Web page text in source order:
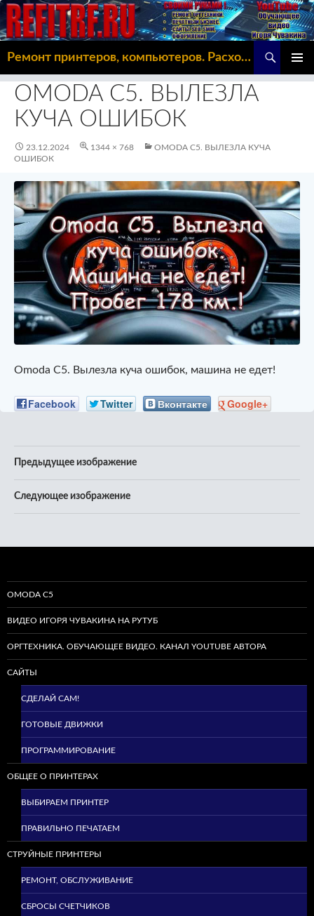
Ремонт принтеров, компьютеров. Расходка, Omoda C5
К
СОДЕРЖИМОМУ
OMODA C5. ВЫЛЕЗЛА
КУЧА ОШИБОК
23.12.2024 1344 × 768
OMODA C5. ВЫЛЕЗЛА КУЧА
ОШИБОК
Omoda C5. Вылезла куча ошибок, машина не едет!
Facebook Twitter Вконтакте Google+
Предыдущее изображение
Следующее изображение
OMODA C5
ВИДЕО ИГОРЯ ЧУВАКИНА НА РУТУБ
ОРГТЕХНИКА. ОБУЧАЮЩЕЕ ВИДЕО. КАНАЛ YOUTUBE АВТОРА
САЙТЫ
СДЕЛАЙ САМ!
ГОТОВЫЕ ДВИЖКИ
ПРОГРАММИРОВАНИЕ
ОБЩЕЕ О ПРИНТЕРАХ
ВЫБИРАЕМ ПРИНТЕР
ПРАВИЛЬНО ПЕЧАТАЕМ
СТРУЙНЫЕ ПРИНТЕРЫ
РЕМОНТ, ОБСЛУЖИВАНИЕ
СБРОСЫ СЧЕТЧИКОВ